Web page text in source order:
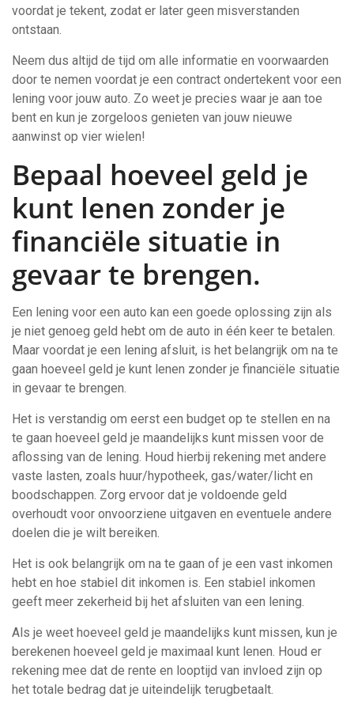
voordat je tekent, zodat er later geen misverstanden
ontstaan.
Neem dus altijd de tijd om alle informatie en voorwaarden
door te nemen voordat je een contract ondertekent voor een
lening voor jouw auto. Zo weet je precies waar je aan toe
bent en kun je zorgeloos genieten van jouw nieuwe
aanwinst op vier wielen!
Bepaal hoeveel geld je
kunt lenen zonder je
financiële situatie in
gevaar te brengen.
Een lening voor een auto kan een goede oplossing zijn als
je niet genoeg geld hebt om de auto in één keer te betalen.
Maar voordat je een lening afsluit, is het belangrijk om na te
gaan hoeveel geld je kunt lenen zonder je financiële situatie
in gevaar te brengen.
Het is verstandig om eerst een budget op te stellen en na
te gaan hoeveel geld je maandelijks kunt missen voor de
aflossing van de lening. Houd hierbij rekening met andere
vaste lasten, zoals huur/hypotheek, gas/water/licht en
boodschappen. Zorg ervoor dat je voldoende geld
overhoudt voor onvoorziene uitgaven en eventuele andere
doelen die je wilt bereiken.
Het is ook belangrijk om na te gaan of je een vast inkomen
hebt en hoe stabiel dit inkomen is. Een stabiel inkomen
geeft meer zekerheid bij het afsluiten van een lening.
Als je weet hoeveel geld je maandelijks kunt missen, kun je
berekenen hoeveel geld je maximaal kunt lenen. Houd er
rekening mee dat de rente en looptijd van invloed zijn op
het totale bedrag dat je uiteindelijk terugbetaalt.